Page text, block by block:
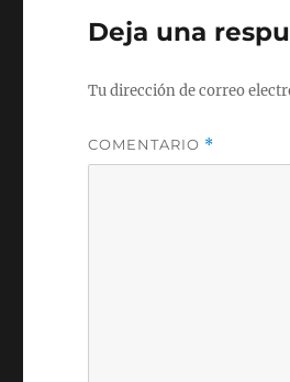
Deja una
Tu dirección de correo
COMENTARIO *